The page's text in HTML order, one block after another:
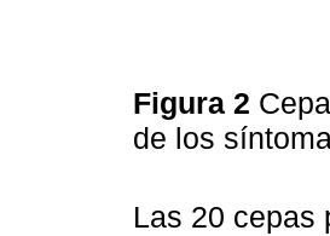
Figura 2
de los
Las 20 cepas